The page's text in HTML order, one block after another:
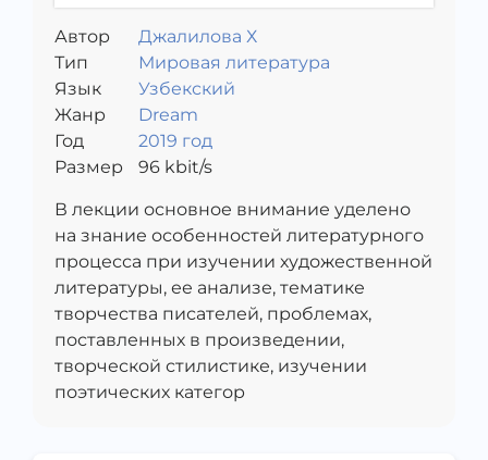
Автор
Джалилова Х
Тип
Мировая литература
Язык
Узбекский
Жанр
Dream
Год
2019 год
Размер
96kbit/s
В лекции основное внимание уделено
на знание особенностей литературного
процесса при изучении художественной
литературы, ее анализе, тематике
творчества писателей, проблемах,
поставленных в произведении,
творческой стилистике, изучении
поэтических категор